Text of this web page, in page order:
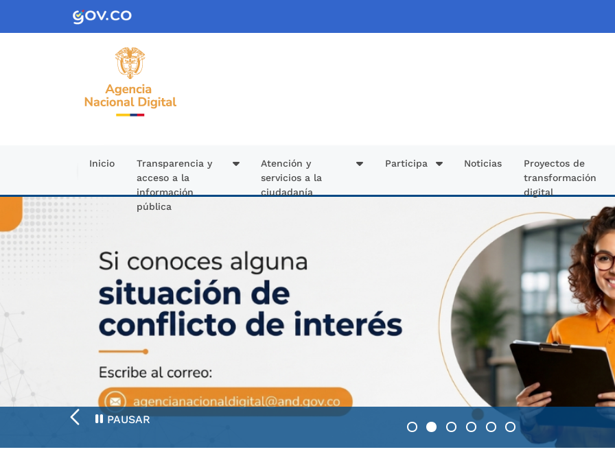
Pasar al contenido principal
Inicio
Transparencia y
acceso a la
información
pública
Atención y
servicios a la
ciudadanía
Participa Noticias
Proyectos de
transformación
digital
PAUSAR